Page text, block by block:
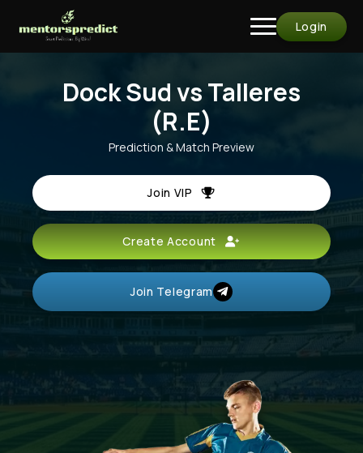
Login
Dock Sud vs Talleres
(R.E)
Prediction & Match Preview
Join VIP
Create Account
Join Telegram